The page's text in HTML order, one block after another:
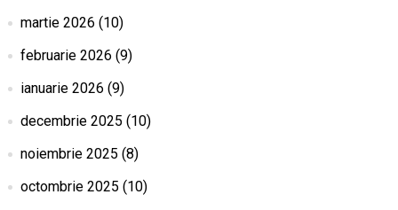
martie 2026 (10)
februarie 2026 (9)
ianuarie 2026 (9)
decembrie 2025 (10)
noiembrie 2025 (8)
octombrie 2025 (10)